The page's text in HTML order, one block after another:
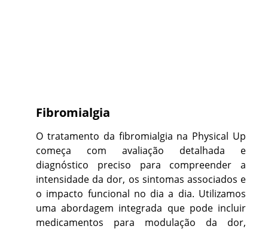
O tratamento da fibromialgia na Physical Up
começa com avaliação detalhada e
diagnóstico preciso para compreender a
intensidade da dor, os sintomas associados e
o impacto funcional no dia a dia. Utilizamos
uma abordagem integrada que pode incluir
medicamentos para modulação da dor,
Fibromialgia